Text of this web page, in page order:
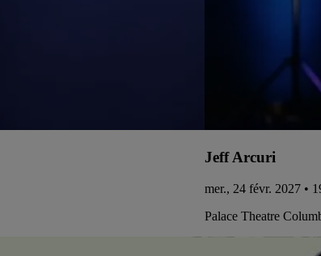
Jeff Arcuri
mer., 24 févr. 2027 •
Palace Theatre